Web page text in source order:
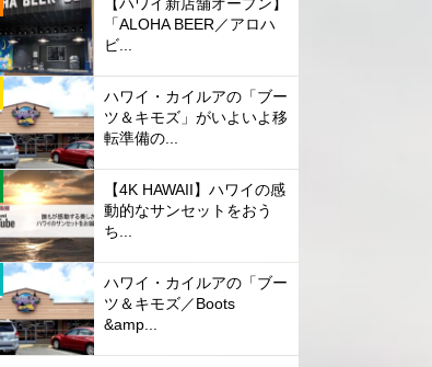
【ハワイ新店舗オープン】
「ALOHA BEER／アロハ
ビ...
ハワイ・カイルアの「ブー
ツ＆キモズ」がいよいよ移
転準備の...
【4K HAWAII】ハワイの感
動的なサンセットをおう
ち...
ハワイ・カイルアの「ブー
ツ＆キモズ／Boots
&amp...